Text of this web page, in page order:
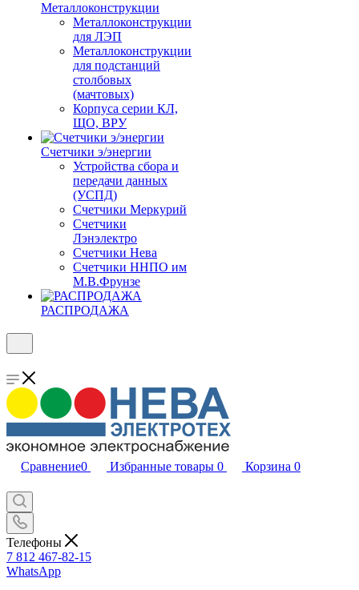
Металлоконструкции
Металлоконструкции
для ЛЭП
Металлоконструкции
для подстанций
столбовых
(мачтовых)
Корпуса серии КЛ,
ЩО, ВРУ
Счетчики э/энергии
Устройства сбора и
передачи данных
(УСПД)
Счетчики Меркурий
Счетчики
Лэнэлектро
Счетчики Нева
Счетчики ННПО им
М.В.Фрунзе
РАСПРОДАЖА
Сравнение0 Избранные товары 0 Корзина 0
Телефоны
7 812 467-82-15
WhatsApp